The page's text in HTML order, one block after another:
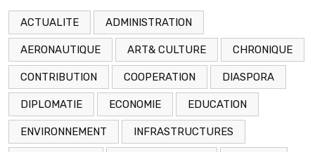
ACTUALITE ADMINISTRATION
AERONAUTIQUE ART& CULTURE CHRONIQUE
CONTRIBUTION COOPERATION DIASPORA
DIPLOMATIE ECONOMIE EDUCATION
ENVIRONNEMENT INFRASTRUCTURES